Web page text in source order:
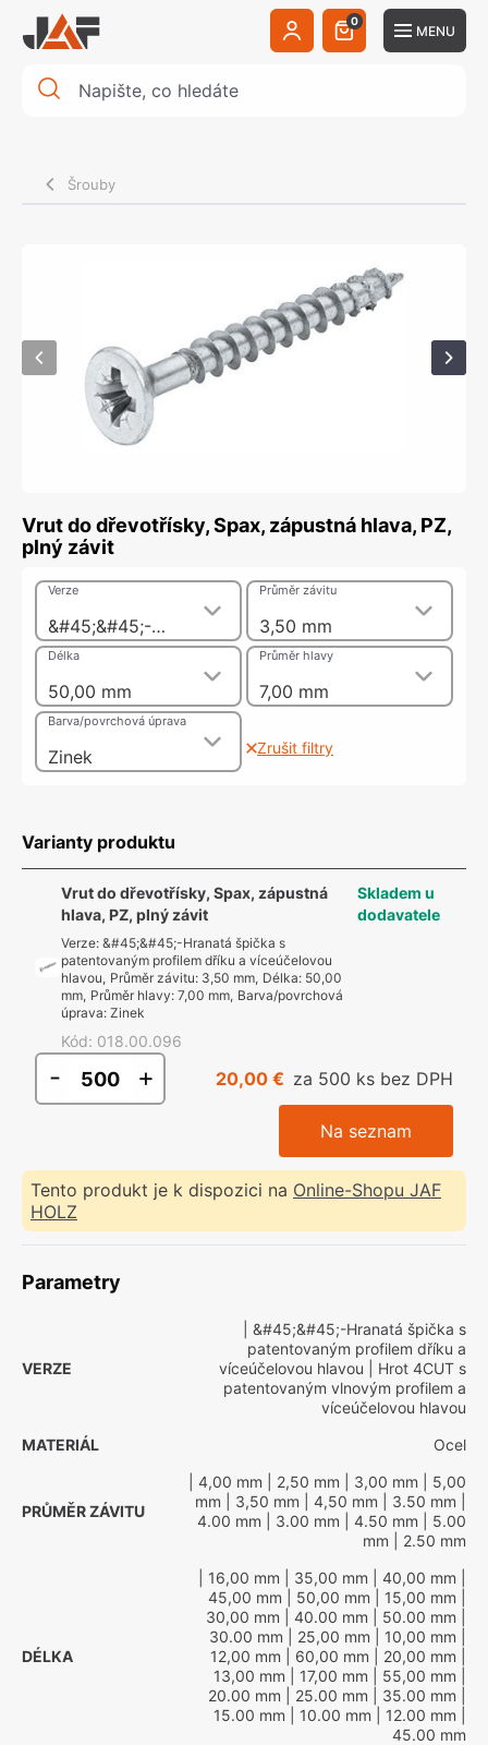
0
MENU
Šrouby
Vrut do dřevotřísky, Spax, zápustná hlava, PZ,
plný závit
&#45;&#45;-Hranatá špička s patentovaným profilem dříku a víceúčelovou hlavou
Verze
3,50 mm
Průměr závitu
50,00 mm
Délka
7,00 mm
Průměr hlavy
Zinek
Barva/povrchová úprava
Zrušit filtry
Varianty produktu
Vrut do dřevotřísky, Spax, zápustná
hlava, PZ, plný závit
Verze: &#45;&#45;-Hranatá špička s
patentovaným profilem dříku a víceúčelovou
hlavou, Průměr závitu: 3,50 mm, Délka: 50,00
mm, Průměr hlavy: 7,00 mm, Barva/povrchová
úprava: Zinek
Kód: 018.00.096
Skladem u
dodavatele
- + 20,00 € za 500 ks bez DPH
Na seznam
Tento produkt je k dispozici na Online-Shopu JAF
HOLZ
Parametry
VERZE
| &#45;&#45;-Hranatá špička s
patentovaným profilem dříku a
víceúčelovou hlavou | Hrot 4CUT s
patentovaným vlnovým profilem a
víceúčelovou hlavou
MATERIÁL
Ocel
PRŮMĚR ZÁVITU
| 4,00 mm | 2,50 mm | 3,00 mm | 5,00
mm | 3,50 mm | 4,50 mm | 3.50 mm
4.00 mm | 3.00 mm | 4.50 mm | 5.00
mm | 2.50 mm
DÉLKA
| 16,00 mm | 35,00 mm | 40,00 mm
45,00 mm | 50,00 mm | 15,00 mm
30,00 mm | 40.00 mm | 50.00 mm
30.00 mm | 25,00 mm | 10,00 mm
12,00 mm | 60,00 mm | 20,00 mm
13,00 mm | 17,00 mm | 55,00 mm
20.00 mm | 25.00 mm | 35.00 mm
15.00 mm | 10.00 mm | 12.00 mm
45.00 mm